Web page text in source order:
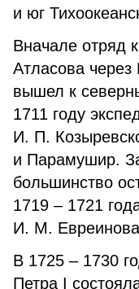
и юг
Вначале отряд
Атласова через
вышел к
1711 году
И. П.
и Парамушир.
большинство
1719 – 1721
И. М.
В 1725 – 1730
Петра I